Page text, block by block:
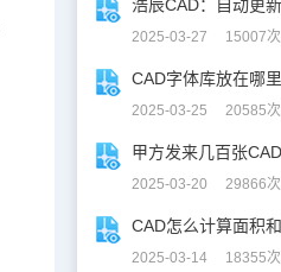
2025-03-27 15007次
2025-03-25 20585次
2025-03-20 29866次
2025-03-14 18355次